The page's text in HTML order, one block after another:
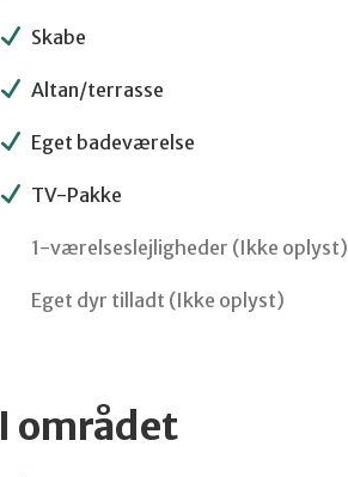
Skabe
Altan/terrasse
Eget badeværelse
TV-Pakke
1-værelseslejligheder (Ikke oplyst)
Eget dyr tilladt (Ikke oplyst)
I området